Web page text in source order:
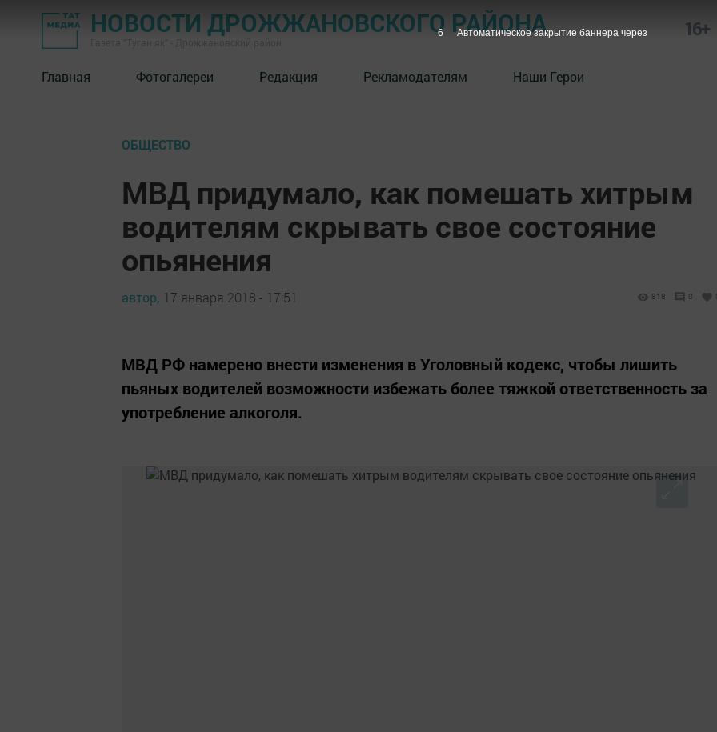
НОВОСТИ ДРОЖЖАНОВСКОГО РАЙОНА 16+
Главная Фотогалереи Редакция Рекламодателям Наши Герои
ОБЩЕСТВО
МВД придумало, как помешать хитрым
водителям скрывать свое состояние
опьянения
автор, 17 января 2018 - 17:51 818 0
МВД РФ намерено внести изменения в Уголовный кодекс, чтобы лишить
пьяных водителей возможности избежать более тяжкой ответственность за
употребление алкоголя.
5 Автоматическое закрытие баннера через